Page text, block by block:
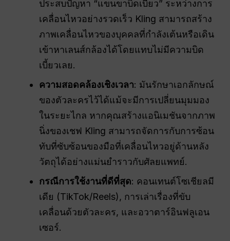
ประสบปัญหา “แขนขาบิดเบี้ยว” ระหว่างการ
เคลื่อนไหวอย่างรวดเร็ว Kling สามารถสร้าง
ภาพเคลื่อนไหวของบุคคลที่กำลังเต้นหรือเดิน
เข้าหาเลนส์กล้องได้โดยแทบไม่มีความบิด
เบี้ยวเลย.
ความสอดคล้องเชิงเวลา: มันรักษาเอกลักษณ์
ของตัวละครไว้ได้แม้จะมีการเปลี่ยนมุมมอง
ในระยะไกล หากคุณสร้างแอนิเมชันจากภาพ
นิ่งของเชฟ Kling สามารถจัดการกับการซ้อน
ทับที่ซับซ้อนของมือที่เคลื่อนไหวอยู่ด้านหลัง
วัตถุได้อย่างแม่นยำราวกับศัลยแพทย์.
กรณีการใช้งานที่ดีที่สุด: คอนเทนต์โซเชียลมี
เดีย (TikTok/Reels), การเล่าเรื่องที่ขับ
เคลื่อนด้วยตัวละคร, และอวาตาร์อินฟลูเอน
เซอร์.